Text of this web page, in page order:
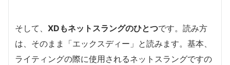
そして、 XDもネットスラングのひとつです。読み方
は、そのまま「エックスディー」と読みます。基本、
ライティングの際に使用されるネットスラングですの